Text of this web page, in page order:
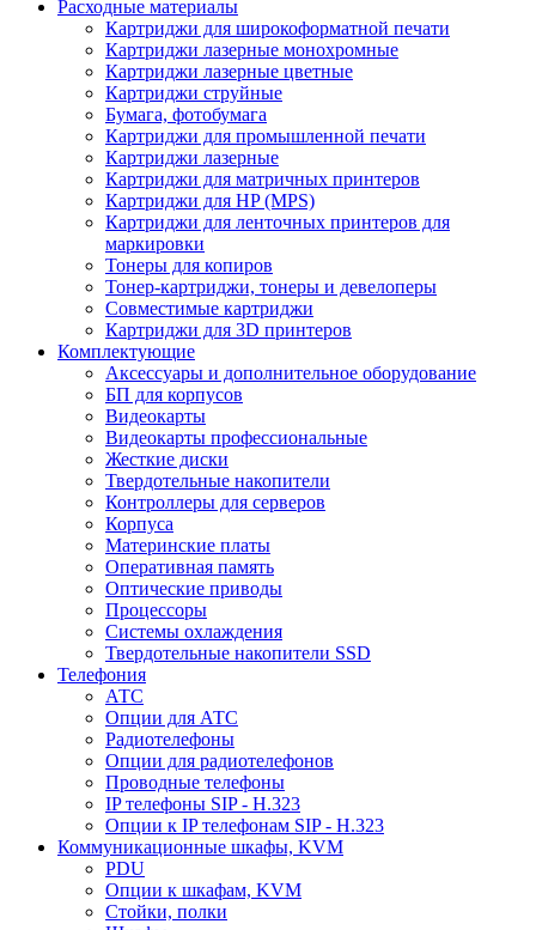
Расходные материалы
Картриджи для широкоформатной печати
Картриджи лазерные монохромные
Картриджи лазерные цветные
Картриджи струйные
Бумага, фотобумага
Картриджи для промышленной печати
Картриджи лазерные
Картриджи для матричных принтеров
Картриджи для HP (MPS)
Картриджи для ленточных принтеров для
маркировки
Тонеры для копиров
Тонер-картриджи, тонеры и девелоперы
Совместимые картриджи
Картриджи для 3D принтеров
Комплектующие
Аксессуары и дополнительное оборудование
БП для корпусов
Видеокарты
Видеокарты профессиональные
Жесткие диски
Твердотельные накопители
Контроллеры для серверов
Корпуса
Материнские платы
Оперативная память
Оптические приводы
Процессоры
Системы охлаждения
Твердотельные накопители SSD
Телефония
АТС
Опции для АТС
Радиотелефоны
Опции для радиотелефонов
Проводные телефоны
IP телефоны SIP - H.323
Опции к IP телефонам SIP - H.323
Коммуникационные шкафы, KVM
PDU
Опции к шкафам, KVM
Стойки, полки